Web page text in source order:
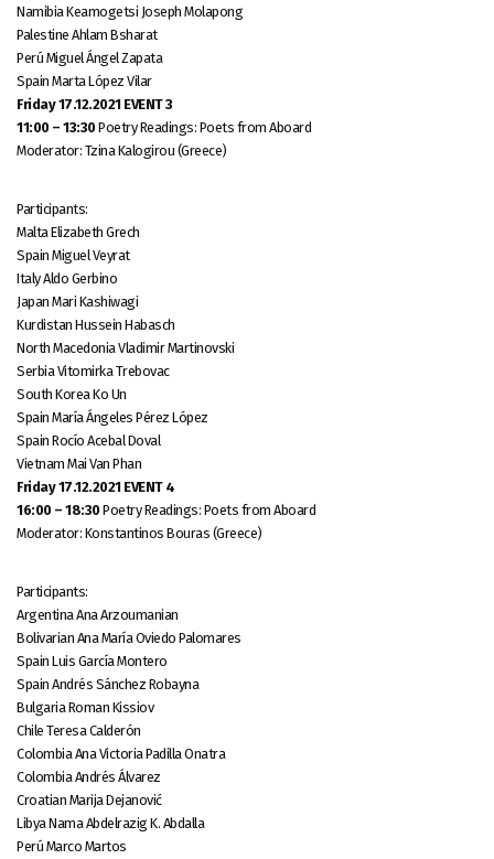
Namibia Keamogetsi Joseph Molapong
Palestine Ahlam Bsharat
Perú Miguel Ángel Zapata
Spain Marta López Vilar
Friday 17.12.2021 EVENT 3
11:00 – 13:30 Poetry Readings: Poets from Aboard
Moderator: Tzina Kalogirou (Greece)
Participants:
Malta Elizabeth Grech
Spain Miguel Veyrat
Italy Aldo Gerbino
Japan Mari Kashiwagi
Kurdistan Hussein Habasch
North Macedonia Vladimir Martinovski
Serbia Vitomirka Trebovac
South Korea Ko Un
Spain María Ángeles Pérez López
Spain Rocío Acebal Doval
Vietnam Mai Van Phan
Friday 17.12.2021 EVENT 4
16:00 – 18:30 Poetry Readings: Poets from Aboard
Moderator: Konstantinos Bouras (Greece)
Participants:
Argentina Ana Arzoumanian
Bolivarian Ana María Oviedo Palomares
Spain Luis García Montero
Spain Andrés Sánchez Robayna
Bulgaria Roman Kissiov
Chile Teresa Calderón
Colombia Ana Victoria Padilla Onatra
Colombia Andrés Álvarez
Croatian Marija Dejanović
Libya Nama Abdelrazig K. Abdalla
Perú Marco Martos